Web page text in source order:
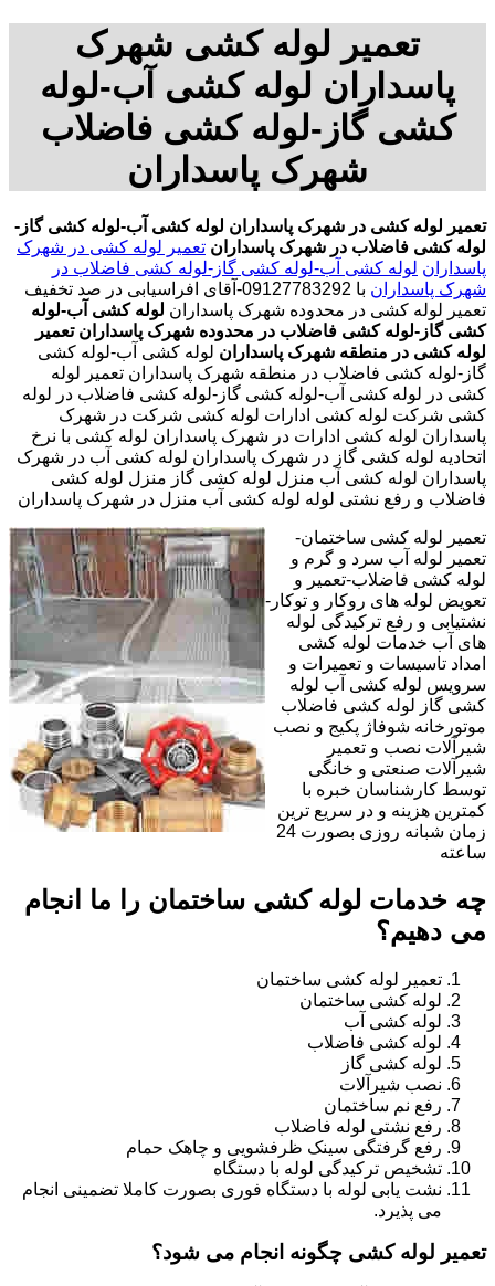
تعمیر لوله کشی شهرک
پاسداران لوله کشی آب-لوله
کشی گاز-لوله کشی فاضلاب
شهرک پاسداران
تعمیر لوله کشی در شهرک پاسداران لوله کشی آب-لوله کشی گاز-
لوله کشی فاضلاب در شهرک پاسداران تعمیر لوله کشی در شهرک
پاسداران لوله کشی آب-لوله کشی گاز-لوله کشی فاضلاب در
شهرک پاسداران با 09127783292-آقای افراسیابی در صد تخفیف
تعمیر لوله کشی در محدوده شهرک پاسداران لوله کشی آب-لوله
کشی گاز-لوله کشی فاضلاب در محدوده شهرک پاسداران تعمیر
لوله کشی در منطقه شهرک پاسداران لوله کشی آب-لوله کشی
گاز-لوله کشی فاضلاب در منطقه شهرک پاسداران تعمیر لوله
کشی در لوله کشی آب-لوله کشی گاز-لوله کشی فاضلاب در لوله
کشی شرکت لوله کشی ادارات لوله کشی شرکت در شهرک
پاسداران لوله کشی ادارات در شهرک پاسداران لوله کشی با نرخ
اتحادیه لوله کشی گاز در شهرک پاسداران لوله کشی آب در شهرک
پاسداران لوله کشی آب منزل لوله کشی گاز منزل لوله کشی
فاضلاب و رفع نشتی لوله لوله کشی آب منزل در شهرک پاسداران
تعمیر لوله کشی ساختمان-
تعمیر لوله آب سرد و گرم و
لوله کشی فاضلاب-تعمیر و
تعویض لوله های روکار و توکار-
نشتیابی و رفع ترکیدگی لوله
های آب خدمات لوله کشی
امداد تاسیسات و تعمیرات و
سرویس لوله کشی آب لوله
کشی گاز لوله کشی فاضلاب
موتورخانه شوفاژ پکیج و نصب
شیرآلات نصب و تعمیر
شیرآلات صنعتی و خانگی
توسط کارشناسان خبره با
کمترین هزینه و در سریع ترین
زمان شبانه روزی بصورت 24
ساعته
چه خدمات لوله کشی ساختمان را ما انجام
می دهیم؟
تعمیر لوله کشی ساختمان
لوله کشی ساختمان
لوله کشی آب
لوله کشی فاضلاب
لوله کشی گاز
نصب شیرآلات
رفع نم ساختمان
رفع نشتی لوله فاضلاب
رفع گرفتگی سینک ظرفشویی و چاهک حمام
تشخیص ترکیدگی لوله با دستگاه
نشت یابی لوله با دستگاه فوری بصورت کاملا تضمینی انجام
می پذیرد.
تعمیر لوله کشی چگونه انجام می شود؟